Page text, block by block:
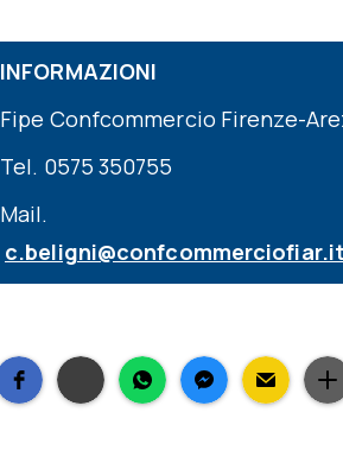
INFORMAZIONI
Fipe Confcommercio Firenze-
Tel. 0575 350755
Mail.
c.beligni@confcommerciofiar.it